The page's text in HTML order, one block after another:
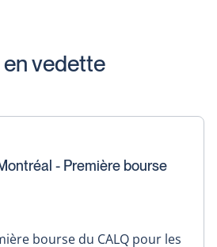
vedette
- Première bourse
bourse du CALQ pour les